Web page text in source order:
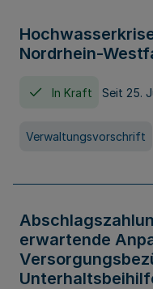
Nordrhein-
In Kraft Seit 25.
Verwaltungsvorschrift
erwartende